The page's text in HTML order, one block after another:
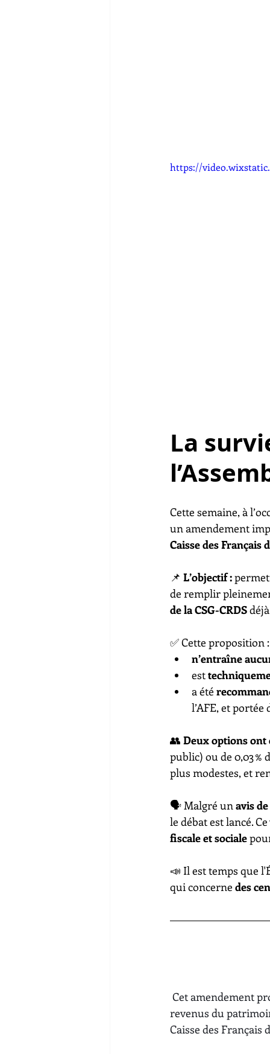
https://
La
Cette semaine, à
un amendement
Caisse des Français
📌 L’objectif :
de remplir
de la CSG-CRDS
✅ Cette proposition :
n’entraîne
est
a été
l’AFE, et
👥 Deux options ont
public) ou de 0,03
plus modestes, et
🗣 Malgré un avis
le débat est lancé.
fiscale et sociale
📣 Il est temps que
qui concerne des
Cet amendement
revenus du
Caisse des Français